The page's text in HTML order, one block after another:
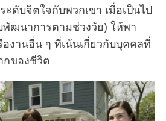
ะดับจิตใจกับพวกเขา เมื่อเป็นไป
พัฒนาการตามช่วงวัย) ให้พา
งานอื่น ๆ ที่เน้นเกี่ยวกับบุคคลที่
กของชีวิต